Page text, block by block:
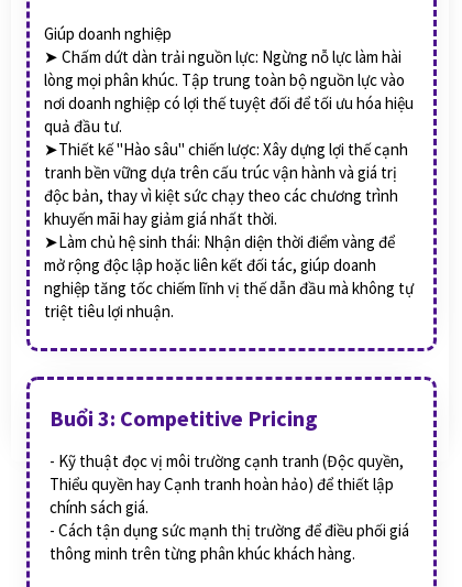
- Kỹ thuật đọc vị môi trường cạnh tranh (Độc quyền,
Thiểu quyền hay Cạnh tranh hoàn hảo) để thiết lập
chính sách giá.
- Cách tận dụng sức mạnh thị trường để điều phối giá
thông minh trên từng phân khúc khách hàng.
Buổi 3: Competitive Pricing
Giúp doanh nghiệp
➤ Chấm dứt dàn trải nguồn lực: Ngừng nỗ lực làm hài
lòng mọi phân khúc. Tập trung toàn bộ nguồn lực vào
nơi doanh nghiệp có lợi thế tuyệt đối để tối ưu hóa hiệu
quả đầu tư.
➤Thiết kế "Hào sâu" chiến lược: Xây dựng lợi thế cạnh
tranh bền vững dựa trên cấu trúc vận hành và giá trị
độc bản, thay vì kiệt sức chạy theo các chương trình
khuyến mãi hay giảm giá nhất thời.
➤Làm chủ hệ sinh thái: Nhận diện thời điểm vàng để
mở rộng độc lập hoặc liên kết đối tác, giúp doanh
nghiệp tăng tốc chiếm lĩnh vị thế dẫn đầu mà không tự
triệt tiêu lợi nhuận.